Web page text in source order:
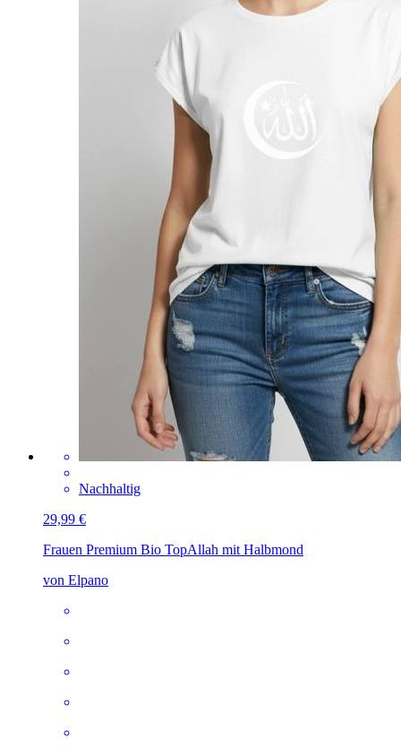
Nachhaltig
29,99 €
Frauen Premium Bio TopAllah mit Halbmond
von Elpano